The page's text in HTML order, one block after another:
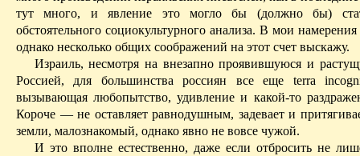
тут много, и явление это могло бы (должно бы)
обстоятельного социо­культурного анализа. В мои намерения
однако несколько общих соображений на этот счет выскажу.
Израиль, несмотря на внезапно проявившуюся и
Россией, для большинства россиян все еще terra
вызывающая любопытство, удивление и какой-то
Короче — не оставляет равнодушным, задевает и
земли, малознакомый, однако явно не вовсе чужой.
И это вполне естественно, даже если отбросить не